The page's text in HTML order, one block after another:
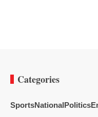
Categories
SportsNationalPolitics